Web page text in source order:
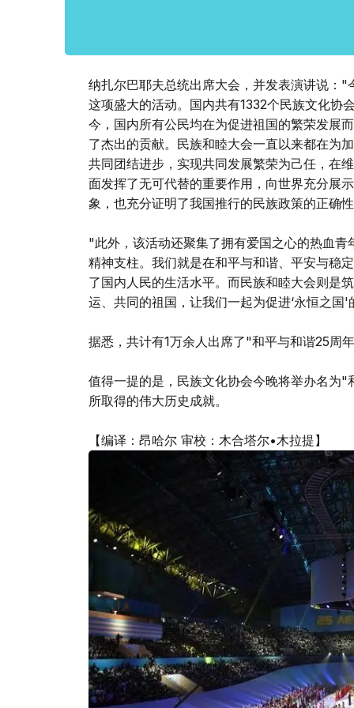
纳扎尔巴耶夫总统出席大会，并发表演讲说：
这项盛大的活动。国内共有1332个民族文化协
今，国内所有公民均在为促进祖国的繁荣发展
了杰出的贡献。民族和睦大会一直以来都在为
共同团结进步，实现共同发展繁荣为己任，在
面发挥了无可代替的重要作用，向世界充分展
象，也充分证明了我国推行的民族政策的正确
"此外，该活动还聚集了拥有爱国之心的热血
精神支柱。我们就是在和平与和谐、平安与稳
了国内人民的生活水平。而民族和睦大会则是
运、共同的祖国，让我们一起为促进‘永恒之
据悉，共计有1万余人出席了"和平与和谐25周
值得一提的是，民族文化协会今晚将举办名为
所取得的伟大历史成就。
【编译：昂哈尔 审校：木合塔尔•木拉提】